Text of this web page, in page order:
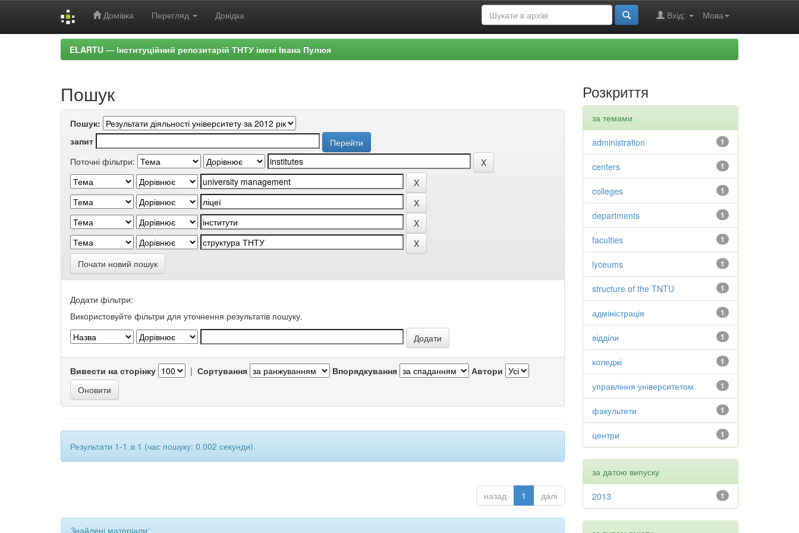
Домівка Перегляд Довідка Мова
Вхід:
ELARTU — Інституційний репозитарій ТНТУ імені Івана Пулюя
Пошук
Пошук:
запит
Поточні фільтри:
Почати новий пошук
Додати фільтри:
Використовуйте фільтри для уточнення результатів пошуку.
Вивести на сторінку | Сортування Впорядкування Автори
Результати 1-1 зі 1 (час пошуку: 0.002 секунди).
назад 1 далі
Знайдені матеріали:
Розкриття
за темами
1
administration
1
centers
1
colleges
1
departments
1
faculties
1
lyceums
1
structure of the TNTU
1
адміністрація
1
відділи
1
коледжі
1
управління університетом
1
факультети
1
центри
за датою випуску
1
2013